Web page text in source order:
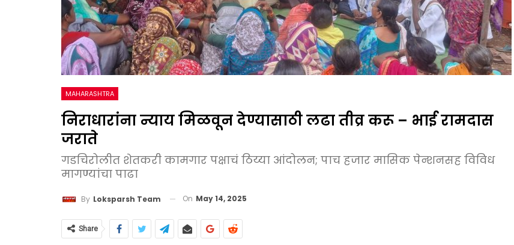
MAHARASHTRA
निराधारांना न्याय मिळवून देण्यासाठी लढा तीव्र करू – भाई रामदास
जराते
गडचिरोलीत शेतकरी कामगार पक्षाचं ठिय्या आंदोलन; पाच हजार मासिक पेन्शनसह विविध
मागण्यांचा पाढा
By Loksparsh Team On May 14, 2025
Share